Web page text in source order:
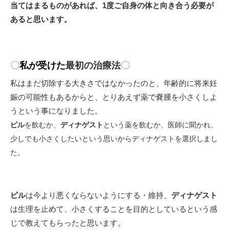
当てはまるものがあれば、1度ご自身の体と向き合う必要が
あると思います。
〇私が受けた最初の治療法〇
私はまだ切除する大きさではなかったのと、年齢的に将来妊
娠の可能性もあるからと、とりあえず薬で嚢腫を小さくしよ
うという事になりました。
ピルを飲むか、 ディナゲスト という薬を飲むか、医師に聞かれ、
少しでも小さくしたいという思いからディナゲストを選択しまし
た。
ピルは今より悪くならないようにする・維持、 ディナゲスト
は生理を止めて、小さくすることを目的としているという感
じで教えてもらったと思います。